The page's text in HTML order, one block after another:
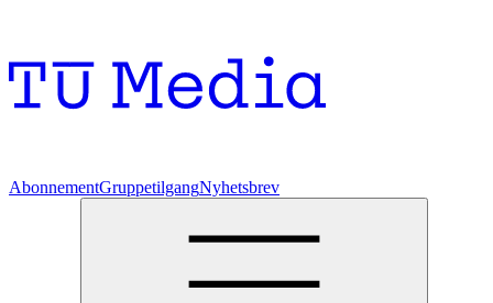
AbonnementGruppetilgangNyhetsbrev